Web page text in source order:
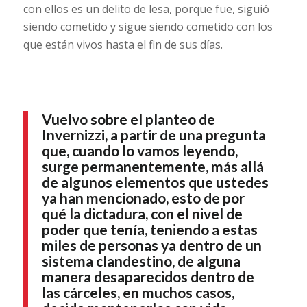
con ellos es un delito de lesa, porque fue, siguió
siendo cometido y sigue siendo cometido con los
que están vivos hasta el fin de sus días.
Vuelvo sobre el planteo de
Invernizzi, a partir de una pregunta
que, cuando lo vamos leyendo,
surge permanentemente, más allá
de algunos elementos que ustedes
ya han mencionado, esto de por
qué la dictadura, con el nivel de
poder que tenía, teniendo a estas
miles de personas ya dentro de un
sistema clandestino, de alguna
manera desaparecidos dentro de
las cárceles, en muchos casos,